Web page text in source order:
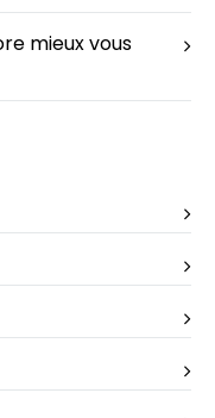
mieux vous